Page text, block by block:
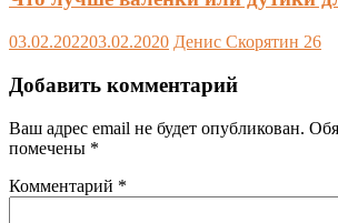
03.02.202203.02.2020 Денис Скорятин 26
Добавить комментарий
Ваш адрес email не будет опубликован.
помечены *
Комментарий *